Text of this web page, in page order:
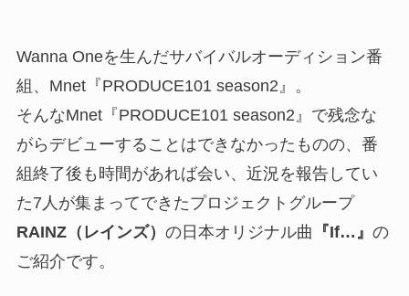
Wanna Oneを生んだサバイバルオーディション番
組、Mnet『PRODUCE101 season2』。
そんなMnet『PRODUCE101 season2』で残念な
がらデビューすることはできなかったものの、番
組終了後も時間があれば会い、近況を報告してい
た7人が集まってできたプロジェクトグループ
RAINZ（レインズ） の日本オリジナル曲 『If…』 の
ご紹介です。